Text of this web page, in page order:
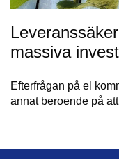
massiva
Efterfrågan på el
annat beroende på